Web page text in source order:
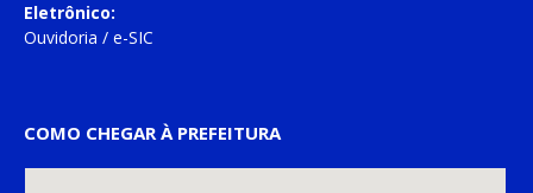
Eletrônico:
Ouvidoria / e-SIC
COMO CHEGAR À PREFEITURA